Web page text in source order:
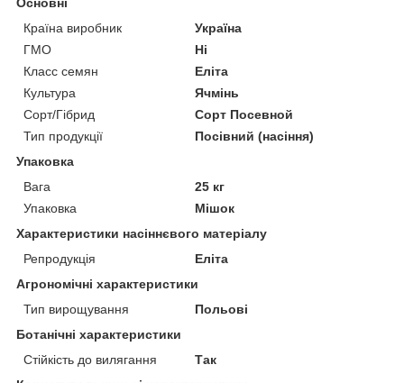
Країна виробник
Україна
ГМО
Ні
Класс семян
Еліта
Культура
Ячмінь
Сорт/Гібрид
Сорт Посевной
Тип продукції
Посівний (насіння)
Упаковка
Вага
25 кг
Упаковка
Мішок
Характеристики насіннєвого матеріалу
Репродукція
Еліта
Агрономічні характеристики
Тип вирощування
Польові
Ботанічні характеристики
Стійкість до вилягання
Так